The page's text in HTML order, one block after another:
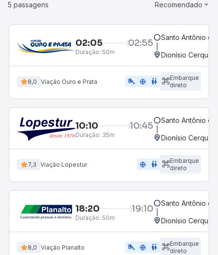
5 passagens Recomendado
02:05 02:55
Duração: 50m
Santo Antônio
Dionísio
8,0 Viação Ouro e Prata airline_seat_legroom_extra ac_unit WC
Embarque
direto
10:10 10:45
Duração: 35m
Santo Antônio
Dionísio
7,3 Viação Lopestur ac_unit wc
Embarque
direto
18:20 19:10
Duração: 50m
Santo Antônio
Dionísio
8,0 Viação Planalto airline_seat_legroom_extra ac_unit WC
Embarque
direto